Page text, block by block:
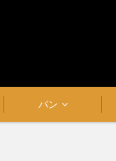
パン